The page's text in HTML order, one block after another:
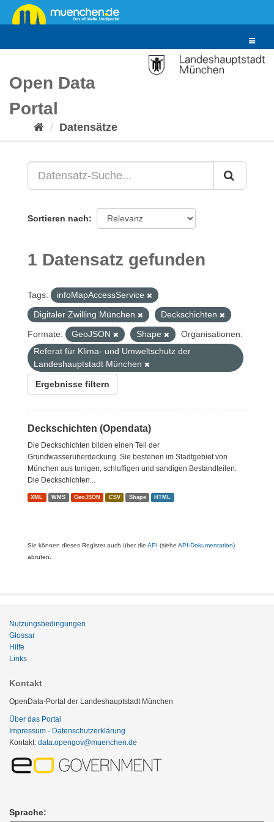
Überspringen
zum
Toggle
Open Data
Portal
Datensätze
Sortieren nach
1 Datensatz gefunden
Tags:
infoMapAccessService
Digitaler Zwilling München
Deckschichten
Formate:
GeoJSON Shape
Organisationen:
Referat für Klima- und Umweltschutz der
Landeshauptstadt München
Ergebnisse filtern
Deckschichten (Opendata)
Die Deckschichten bilden einen Teil der
Grundwasserüberdeckung. Sie bestehen im Stadtgebiet von
München aus tonigen, schluffigen und sandigen Bestandteilen.
Die Deckschichten...
XML WMS GeoJSON CSV Shape HTML
Sie können dieses Register auch über die API (siehe API-Dokumentation)
abrufen.
Nutzungsbedingungen
Glossar
Hilfe
Links
Kontakt
OpenData-Portal der Landeshauptstadt München
Über das Portal
Impressum - Datenschutzerklärung
Kontakt: data.opengov@muenchen.de
Sprache